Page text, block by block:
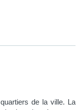
de la ville. La